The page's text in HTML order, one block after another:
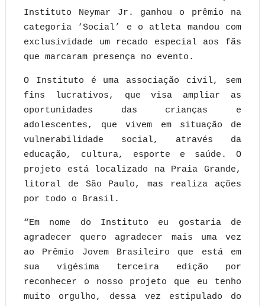
Instituto Neymar Jr. ganhou o prêmio na
categoria ‘Social’ e o atleta mandou com
exclusividade um recado especial aos fãs
que marcaram presença no evento.
O Instituto é uma associação civil, sem
fins lucrativos, que visa ampliar as
oportunidades das crianças e
adolescentes, que vivem em situação de
vulnerabilidade social, através da
educação, cultura, esporte e saúde. O
projeto está localizado na Praia Grande,
litoral de São Paulo, mas realiza ações
por todo o Brasil.
“Em nome do Instituto eu gostaria de
agradecer quero agradecer mais uma vez
ao Prêmio Jovem Brasileiro que está em
sua vigésima terceira edição por
reconhecer o nosso projeto que eu tenho
muito orgulho, dessa vez estipulado do